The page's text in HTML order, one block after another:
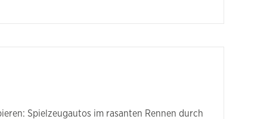
Spielzeugautos im rasanten Rennen durch